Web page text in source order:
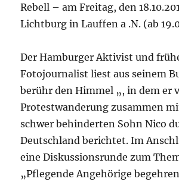
Rebell – am Freitag, den
Lichtburg in Lauffen a .N. (ab
Der Hamburger Aktivist und
Fotojournalist liest aus seinem
berühr den Himmel „, in dem er
Protestwanderung zusammen
schwer behinderten Sohn Nico
Deutschland berichtet. Im
eine Diskussionsrunde zum
„Pflegende Angehörige